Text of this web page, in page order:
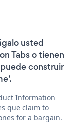
usted
Tabs o tienen
construir
Information
que claim to
for a bargain.